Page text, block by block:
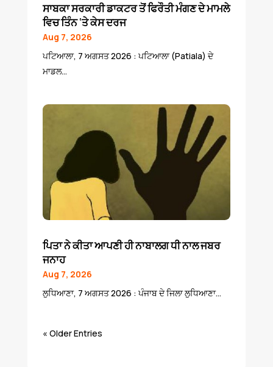
ਸਾਬਕਾ ਸਰਕਾਰੀ ਡਾਕਟਰ ਤੋਂ ਫਿਰੌਤੀ ਮੰਗਣ ਦੇ ਮਾਮਲੇ
ਵਿਚ ਤਿੰਨ ‘ਤੇ ਕੇਸ ਦਰਜ
Aug 7, 2026
ਪਟਿਆਲਾ, 7 ਅਗਸਤ 2026 : ਪਟਿਆਲਾ (Patiala) ਦੇ
ਮਾਡਲ...
ਪਿਤਾ ਨੇ ਕੀਤਾ ਆਪਣੀ ਹੀ ਨਾਬਾਲਗ ਧੀ ਨਾਲ ਜਬਰ
ਜਨਾਹ
Aug 7, 2026
ਲੁਧਿਆਣਾ, 7 ਅਗਸਤ 2026 : ਪੰਜਾਬ ਦੇ ਜਿਲਾ ਲੁਧਿਆਣਾ...
« Older Entries